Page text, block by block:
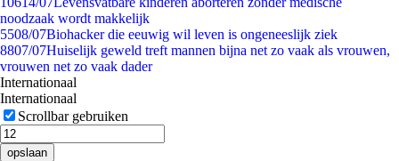
noodzaak wordt makkelijk
5508/07Biohacker die eeuwig wil leven is ongeneeslijk ziek
8807/07Huiselijk geweld treft mannen bijna net zo vaak als vrouwen,
vrouwen net zo vaak dader
Internationaal
Internationaal
Scrollbar gebruiken
opslaan